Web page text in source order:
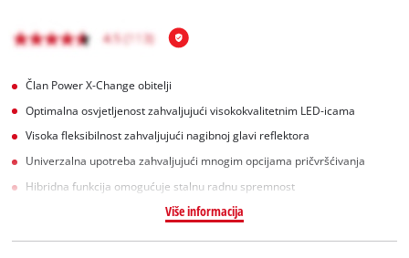
Član Power X-Change obitelji
Optimalna osvjetljenost zahvaljujući visokokvalitetnim LED-icama
Visoka fleksibilnost zahvaljujući nagibnoj glavi reflektora
Univerzalna upotreba zahvaljujući mnogim opcijama pričvršćivanja
Hibridna funkcija omogućuje stalnu radnu spremnost
Više informacija